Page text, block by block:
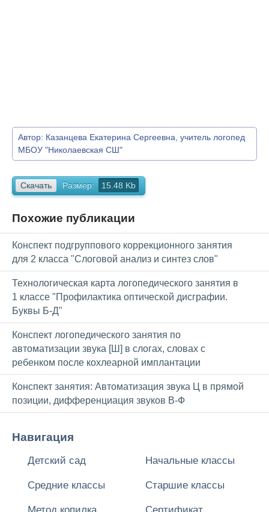
Автор: Казанцева Екатерина Сергеевна, учитель логопед
МБОУ "Николаевская СШ"
Скачать Размер: 15.48 Kb
Похожие публикации
Конспект подгруппового коррекционного занятия
для 2 класса "Слоговой анализ и синтез слов"
Технологическая карта логопедического занятия в
1 классе "Профилактика оптической дисграфии.
Буквы Б-Д"
Конспект логопедического занятия по
автоматизации звука [Ш] в слогах, словах с
ребенком после кохлеарной имплантации
Конспект занятия: Автоматизация звука Ц в прямой
позиции, дифференциация звуков В-Ф
Навигация
Детский сад Начальные классы
Средние классы Старшие классы